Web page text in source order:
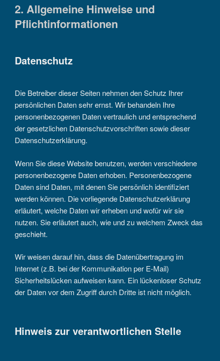
2. Allgemeine Hinweise und
Pflichtinformationen
Datenschutz
Die Betreiber dieser Seiten nehmen den Schutz Ihrer
persönlichen Daten sehr ernst. Wir behandeln Ihre
personenbezogenen Daten vertraulich und entsprechend
der gesetzlichen Datenschutzvorschriften sowie dieser
Datenschutzerklärung.
Wenn Sie diese Website benutzen, werden verschiedene
personenbezogene Daten erhoben. Personenbezogene
Daten sind Daten, mit denen Sie persönlich identifiziert
werden können. Die vorliegende Datenschutzerklärung
erläutert, welche Daten wir erheben und wofür wir sie
nutzen. Sie erläutert auch, wie und zu welchem Zweck das
geschieht.
Wir weisen darauf hin, dass die Datenübertragung im
Internet (z.B. bei der Kommunikation per E-Mail)
Sicherheitslücken aufweisen kann. Ein lückenloser Schutz
der Daten vor dem Zugriff durch Dritte ist nicht möglich.
Hinweis zur verantwortlichen Stelle